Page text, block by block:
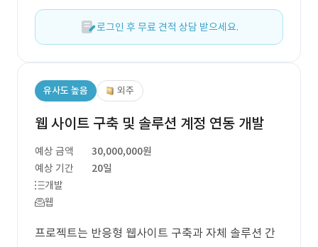
로그인 후 무료 견적 상담 받으세요.
유사도 높음 외주
웹 사이트 구축 및 솔루션 계정 연동 개발
예상 금액
30,000,000원
예상 기간
20일
개발
웹
프로젝트는 반응형 웹사이트 구축과 자체 솔루션 간